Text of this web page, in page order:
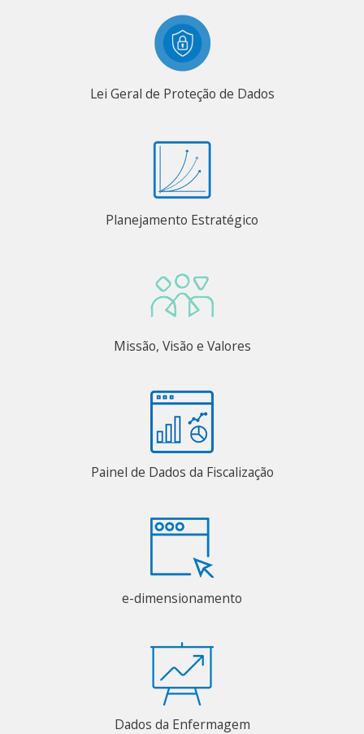
Lei Geral de Proteção de Dados
Planejamento Estratégico
Missão, Visão e Valores
Painel de Dados da Fiscalização
e-dimensionamento
Dados da Enfermagem